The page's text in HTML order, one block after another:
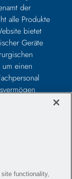
der
alle Produkte
bietet
Geräte
einen
solcher
eines
und
functionality,